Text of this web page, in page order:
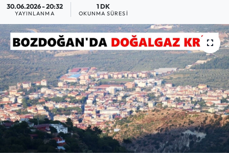
30.06.2026 - 20:32
YAYINLANMA
1 DK
OKUNMA SÜRESI
MAGAZİN
SAĞLIK
SİYASET
SPOR
TARIM
TURİZM